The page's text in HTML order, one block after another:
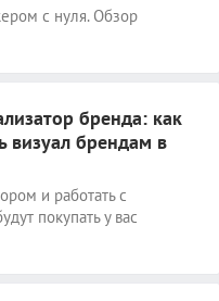
с нуля. Обзор
бренда: как
визуал брендам в
и работать с
покупать у вас